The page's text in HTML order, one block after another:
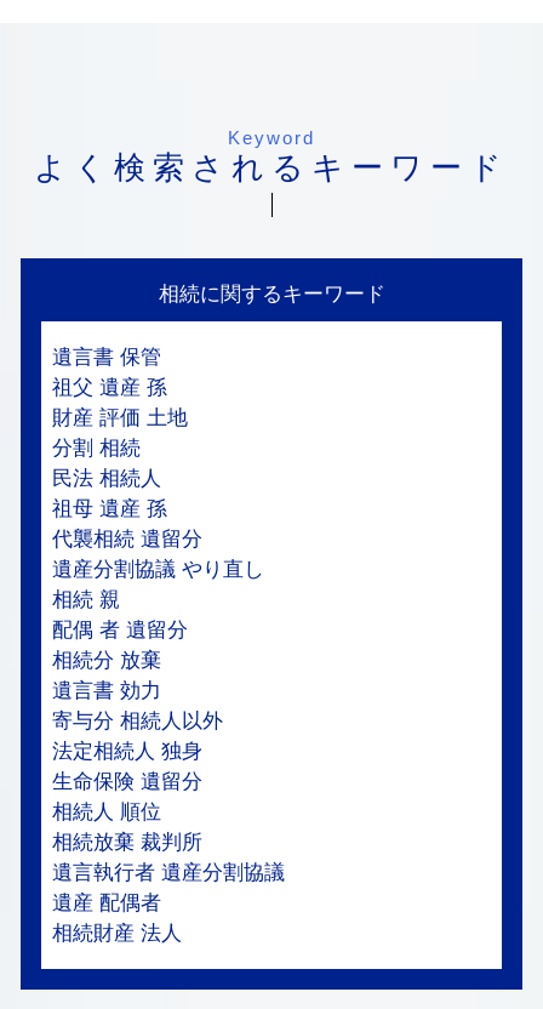
Keyword
よく検索されるキーワード
相続に関するキーワード
遺言書 保管
祖父 遺産 孫
財産 評価 土地
分割 相続
民法 相続人
祖母 遺産 孫
代襲相続 遺留分
遺産分割協議 やり直し
相続 親
配偶 者 遺留分
相続分 放棄
遺言書 効力
寄与分 相続人以外
法定相続人 独身
生命保険 遺留分
相続人 順位
相続放棄 裁判所
遺言執行者 遺産分割協議
遺産 配偶者
相続財産 法人